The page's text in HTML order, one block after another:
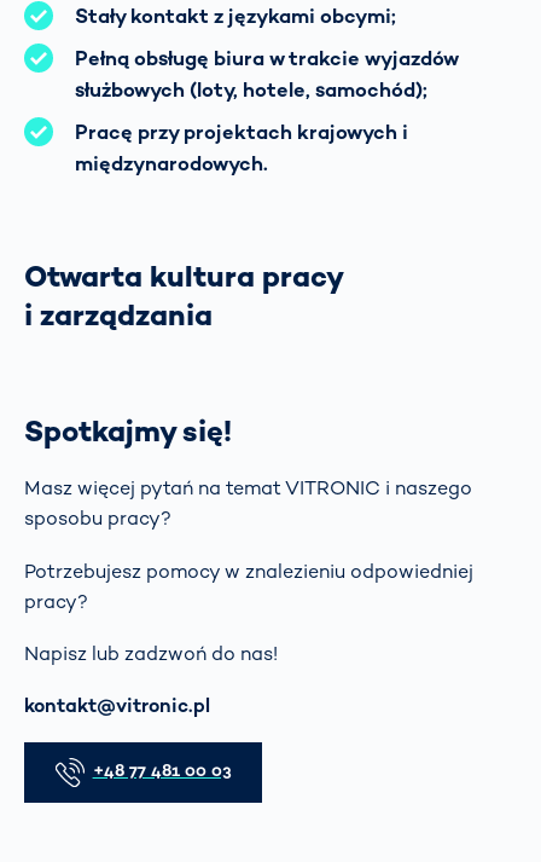
Stały kontakt z językami obcymi;
Pełną obsługę biura w trakcie wyjazdów
służbowych (loty, hotele, samochód);
Pracę przy projektach krajowych i
międzynarodowych.
Otwarta kultura pracy
i zarządzania
Spotkajmy się!
Masz więcej pytań na temat VITRONIC i naszego
sposobu pracy?
Potrzebujesz pomocy w znalezieniu odpowiedniej
pracy?
Napisz lub zadzwoń do nas!
E-mail
kontakt@vitronic.pl
Telefon
+48 77 481 00 03